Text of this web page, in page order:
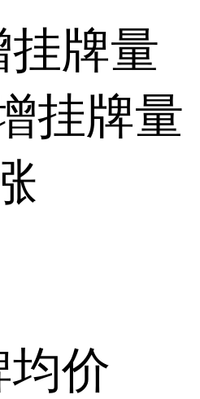
挂牌量
挂牌量
均价